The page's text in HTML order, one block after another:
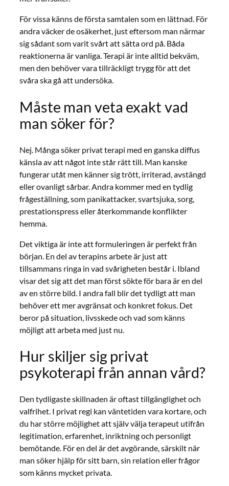
För vissa känns de första samtalen som en lättnad. För
andra väcker de osäkerhet, just eftersom man närmar
sig sådant som varit svårt att sätta ord på. Båda
reaktionerna är vanliga. Terapi är inte alltid bekväm,
men den behöver vara tillräckligt trygg för att det
svåra ska gå att undersöka.
Måste man veta exakt vad
man söker för?
Nej. Många söker privat terapi med en ganska diffus
känsla av att något inte står rätt till. Man kanske
fungerar utåt men känner sig trött, irriterad, avstängd
eller ovanligt sårbar. Andra kommer med en tydlig
frågeställning, som panikattacker, svartsjuka, sorg,
prestationspress eller återkommande konflikter
hemma.
Det viktiga är inte att formuleringen är perfekt från
början. En del av terapins arbete är just att
tillsammans ringa in vad svårigheten består i. Ibland
visar det sig att det man först sökte för bara är en del
av en större bild. I andra fall blir det tydligt att man
behöver ett mer avgränsat och konkret fokus. Det
beror på situation, livsskede och vad som känns
möjligt att arbeta med just nu.
Hur skiljer sig privat
psykoterapi från annan vård?
Den tydligaste skillnaden är oftast tillgänglighet och
valfrihet. I privat regi kan väntetiden vara kortare, och
du har större möjlighet att själv välja terapeut utifrån
legitimation, erfarenhet, inriktning och personligt
bemötande. För en del är det avgörande, särskilt när
man söker hjälp för sitt barn, sin relation eller frågor
som känns mycket privata.